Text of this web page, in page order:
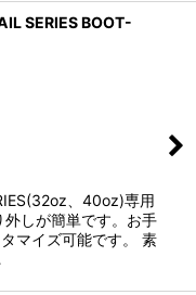
SERIES BOOT-
、40oz)専用
しが簡単です。お手
マイズ可能です。 素